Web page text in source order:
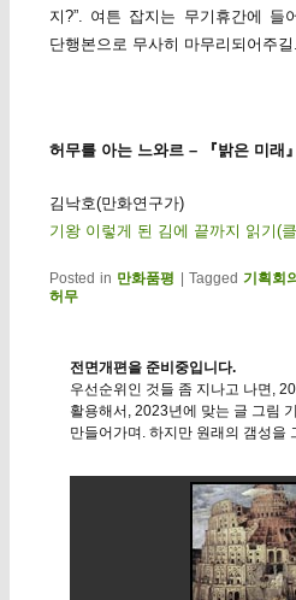
지?”. 여튼 잡지는 무기휴간에 들
단행본으로 무사히 마무리되어주길.
허무를 아는 느와르 – 『밝은 미래』
김낙호(만화연구가)
기왕 이렇게 된 김에 끝까지 읽기(
Posted in 만화품평 |Tagged 기획회
허무
전면개편을 준비중입니다.
우선순위인 것들 좀 지나고 나면,
활용해서, 2023년에 맞는 글 그림
만들어가며. 하지만 원래의 갬성을